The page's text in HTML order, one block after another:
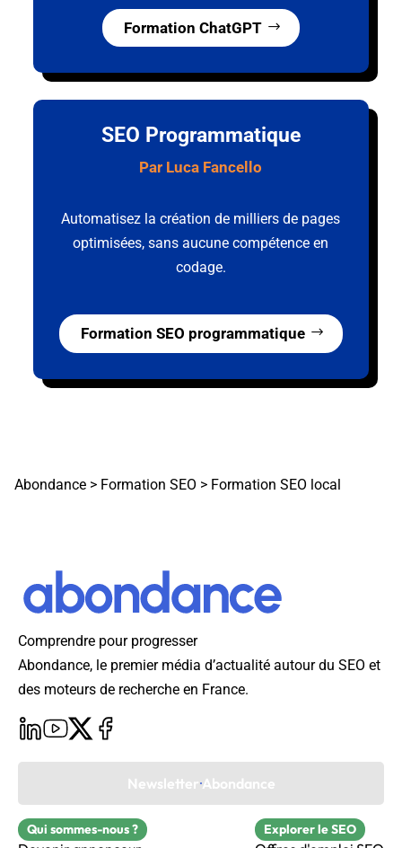
Formation ChatGPT
SEO Programmatique
Par Luca Fancello
Automatisez la création de milliers de pages
optimisées, sans aucune compétence en
codage.
Formation SEO programmatique
Abondance > Formation SEO > Formation SEO local
Comprendre pour progresser
Abondance, le premier média d’actualité autour du SEO et
des moteurs de recherche en France.
Newsletter Abondance
Qui sommes-nous ? Explorer le SEO